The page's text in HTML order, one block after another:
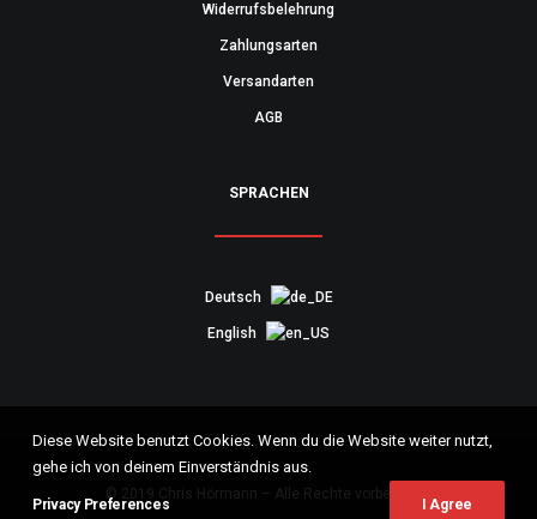
Widerrufsbelehrung
Zahlungsarten
Versandarten
AGB
SPRACHEN
Deutsch
English
© 2019 Chris Hörmann – Alle Rechte vorbehalten
Diese Website benutzt Cookies. Wenn du die Website weiter nutzt,
gehe ich von deinem Einverständnis aus.
Privacy Preferences I Agree